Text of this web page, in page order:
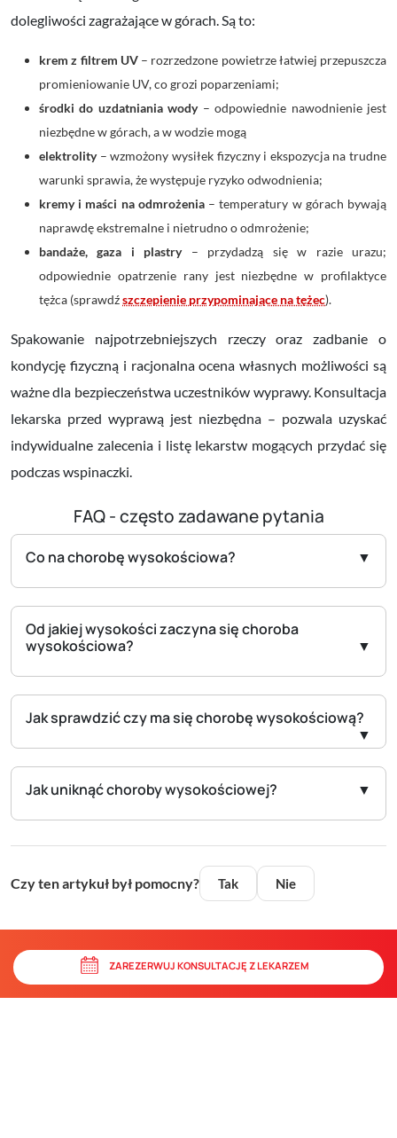
dolegliwości zagrażające w górach. Są to:
krem z filtrem UV – rozrzedzone powietrze łatwiej przepuszcza
promieniowanie UV, co grozi poparzeniami;
środki do uzdatniania wody – odpowiednie nawodnienie jest
niezbędne w górach, a w wodzie mogą
elektrolity – wzmożony wysiłek fizyczny i ekspozycja na trudne
warunki sprawia, że występuje ryzyko odwodnienia;
kremy i maści na odmrożenia – temperatury w górach bywają
naprawdę ekstremalne i nietrudno o odmrożenie;
bandaże, gaza i plastry
– przydadzą się w razie urazu;
odpowiednie opatrzenie rany jest niezbędne w profilaktyce
tężca (sprawdźszczepienie przypominające na tężec).
Spakowanie najpotrzebniejszych rzeczy oraz zadbanie o
kondycję fizyczną i racjonalna ocena własnych możliwości są
ważne dla bezpieczeństwa uczestników wyprawy. Konsultacja
lekarska przed wyprawą jest niezbędna – pozwala uzyskać
indywidualne zalecenia i listę lekarstw mogących przydać się
podczas wspinaczki.
FAQ - często zadawane pytania
Co na chorobę wysokościowa?
Od jakiej wysokości zaczyna się choroba
wysokościowa?
Jak sprawdzić czy ma się chorobę wysokościową?
Jak uniknąć choroby wysokościowej?
Czy ten artykuł był pomocny? Tak Nie
ZAREZERWUJ KONSULTACJĘ Z LEKARZEM